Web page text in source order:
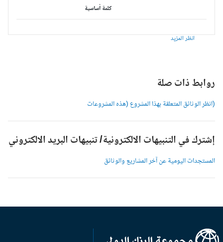
كلمة أساسية
انظر المزيد
روابط ذات صلة
(انظر الوثائق المتعلقة بهذا المشروع (هذه المشروعات
إشترك في التنبيهات الالكترونية/ تنبيهات البريد الالكتروني
المستجدات اليومية عن آخر المشاريع والوثائق